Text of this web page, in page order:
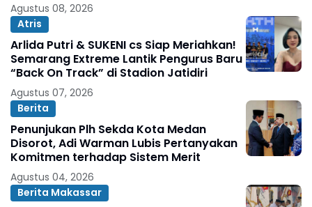
Agustus 08, 2026
Atris
Arlida Putri & SUKENI cs Siap Meriahkan!
Semarang Extreme Lantik Pengurus Baru
“Back On Track” di Stadion Jatidiri
Agustus 07, 2026
Berita
Penunjukan Plh Sekda Kota Medan
Disorot, Adi Warman Lubis Pertanyakan
Komitmen terhadap Sistem Merit
Agustus 04, 2026
Berita Makassar